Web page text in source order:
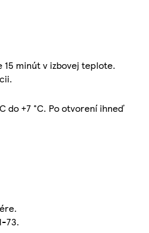
minút v izbovej teplote.
do +7 °C. Po otvorení ihneď
73.